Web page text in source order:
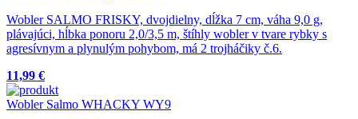
Wobler SALMO FRISKY, dvojdielny, dĺžka 7 cm, váha 9,0 g,
plávajúci, hĺbka ponoru 2,0/3,5 m, štíhly wobler v tvare rybky s
agresívnym a plynulým pohybom, má 2 trojháčiky č.6.
11,99 €
Wobler Salmo WHACKY WY9